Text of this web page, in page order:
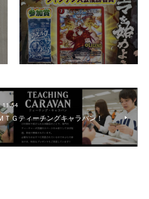
11:54
ＴＧティーチングキャラバン！